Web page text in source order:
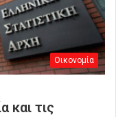
Οικονομία
και τις